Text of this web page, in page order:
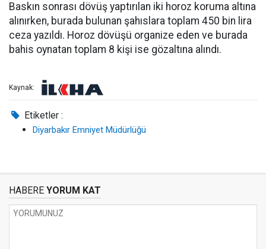
Baskın sonrası dövüş yaptırılan iki horoz koruma altına
alınırken, burada bulunan şahıslara toplam 450 bin lira
ceza yazıldı. Horoz dövüşü organize eden ve burada
bahis oynatan toplam 8 kişi ise gözaltına alındı.
Kaynak:
Etiketler :
Diyarbakır Emniyet Müdürlüğü
HABERE YORUM KAT